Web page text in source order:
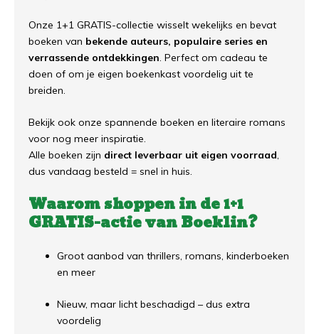
Onze 1+1 GRATIS-collectie wisselt wekelijks en bevat
boeken van bekende auteurs, populaire series en
verrassende ontdekkingen. Perfect om cadeau te
doen of om je eigen boekenkast voordelig uit te
breiden.
Bekijk ook onze spannende boeken en literaire romans
voor nog meer inspiratie.
Alle boeken zijn direct leverbaar uit eigen voorraad,
dus vandaag besteld = snel in huis.
Waarom shoppen in de 1+1
GRATIS-actie van Boeklin?
Groot aanbod van thrillers, romans, kinderboeken
en meer
Nieuw, maar licht beschadigd – dus extra
voordelig